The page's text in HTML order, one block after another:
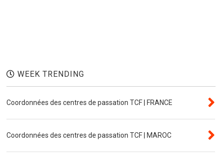
WEEK TRENDING
Coordonnées des centres de passation TCF | FRANCE
Coordonnées des centres de passation TCF | MAROC